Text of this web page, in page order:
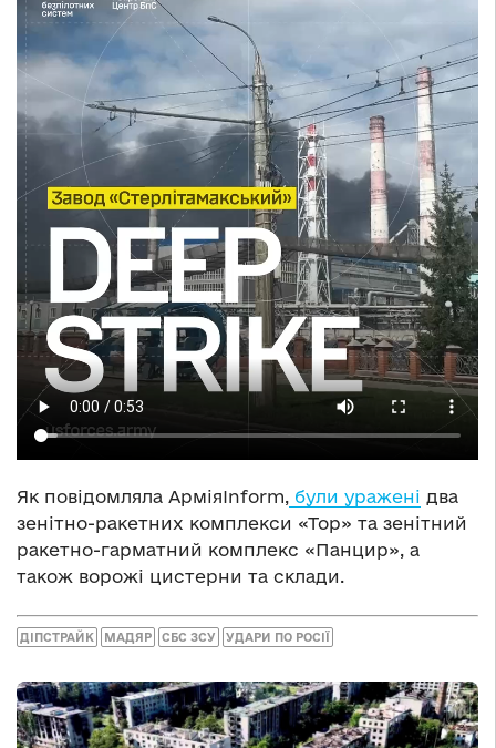
Як повідомляла АрміяInform, були уражені два
зенітно-ракетних комплекси «Тор» та зенітний
ракетно-гарматний комплекс «Панцир», а
також ворожі цистерни та склади.
ДІПСТРАЙК МАДЯР СБС ЗСУ УДАРИ ПО РОСІЇ